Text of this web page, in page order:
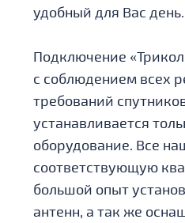
удобный для Вас день.
Подключение
с соблюдением всех
требований
устанавливается
оборудование. Все
соответствующую
большой опыт
антенн, а так же